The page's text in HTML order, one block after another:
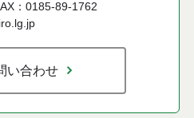
：0185-89-1762
い合わせ